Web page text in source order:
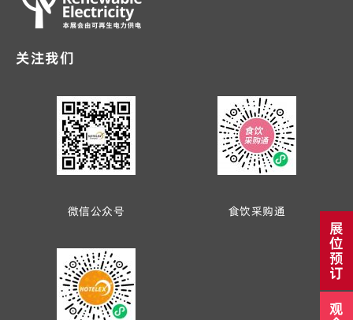
展
位
预
订
观
关注我们
微信公众号 食饮采购通